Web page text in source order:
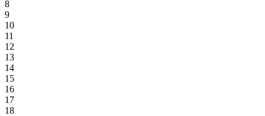
8
9
10
11
12
13
14
15
16
17
18